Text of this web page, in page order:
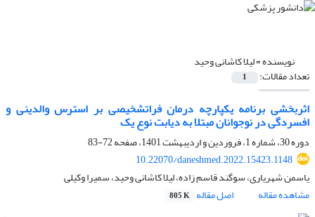
نویسنده =لیلا کاشانی وحید
تعداد مقالات: 1
اثربخشی برنامه یکپارچه درمان فراتشخیصی بر استرس والدینی و
افسردگی در نوجوانان مبتلا به دیابت نوع یک
دوره 30، شماره 1، فروردین و اردیبهشت 1401، صفحه
72-83
10.22070/daneshmed.2022.15423.1148
یاسمن شهریاری، سوگند قاسم زاده، لیلا کاشانی وحید، سمیرا وکیلی
مشاهده مقاله
اصل مقاله 805 K